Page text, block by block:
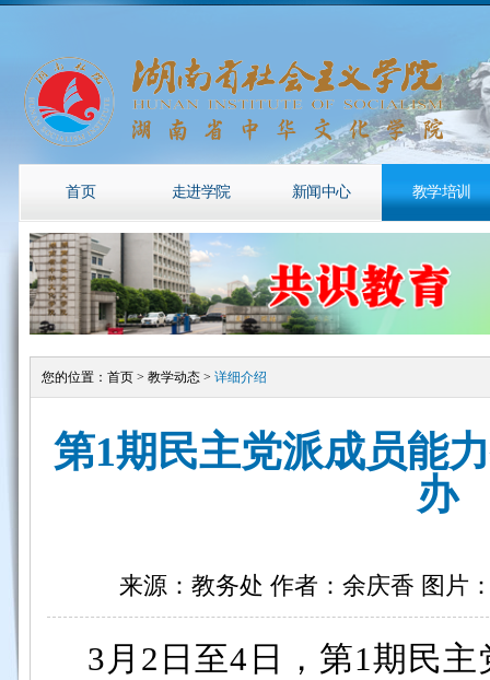
首页 走进学院 新闻中心 教学培训
您的位置： 首页> 教学动态> 详细介绍
第1期民主党派成员能
办
来源：教务处 作者：余庆香 图片
3月2日至4日，第1期民